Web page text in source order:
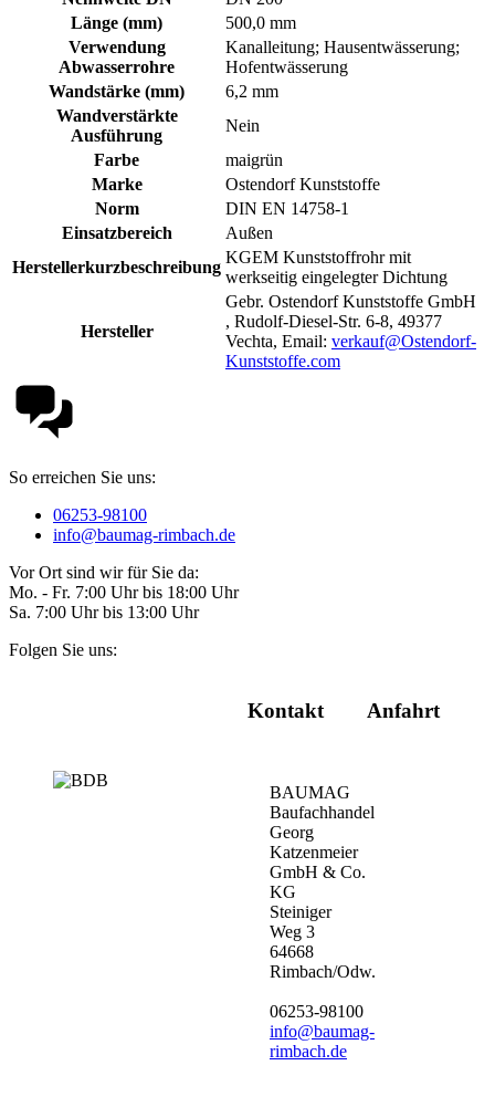
Länge (mm)
500,0 mm
Verwendung
Abwasserrohre
Kanalleitung; Hausentwässerung;
Hofentwässerung
Wandstärke (mm)
6,2 mm
Wandverstärkte
Ausführung
Nein
Farbe
maigrün
Marke
Ostendorf Kunststoffe
Norm
DIN EN 14758-1
Einsatzbereich
Außen
Herstellerkurzbeschreibung
KGEM Kunststoffrohr mit
werkseitig eingelegter Dichtung
Hersteller
Gebr. Ostendorf Kunststoffe GmbH
, Rudolf-Diesel-Str. 6-8, 49377
Vechta, Email: verkauf@Ostendorf-
Kunststoffe.com
So erreichen Sie uns:
06253-98100
info@baumag-rimbach.de
Vor Ort sind wir für Sie da:
Mo. - Fr. 7:00 Uhr bis 18:00 Uhr
Sa. 7:00 Uhr bis 13:00 Uhr
Folgen Sie uns:
Kontakt
BAUMAG
Baufachhandel
Georg
Katzenmeier
GmbH & Co.
KG
Steiniger
Weg 3
64668
Rimbach/Odw.
06253-98100
info@baumag-
rimbach.de
Anfahrt